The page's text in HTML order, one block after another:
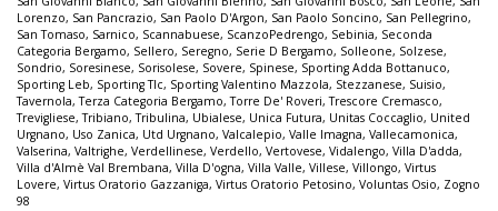
Lorenzo, San Pancrazio, San Paolo D'Argon, San Paolo Soncino, San Pellegrino,
San Tomaso, Sarnico, Scannabuese, ScanzoPedrengo, Sebinia, Seconda
Categoria Bergamo, Sellero, Seregno, Serie D Bergamo, Solleone, Solzese,
Sondrio, Soresinese, Sorisolese, Sovere, Spinese, Sporting Adda Bottanuco,
Sporting Leb, Sporting Tlc, Sporting Valentino Mazzola, Stezzanese, Suisio,
Tavernola,Terza Categoria Bergamo,Torre De' Roveri,Trescore Cremasco,
Trevigliese,Tribiano,Tribulina, Ubialese, Unica Futura, Unitas Coccaglio, United
Urgnano, Uso Zanica, Utd Urgnano, Valcalepio, Valle Imagna, Vallecamonica,
Valserina, Valtrighe, Verdellinese, Verdello, Vertovese, Vidalengo, Villa D'adda,
Villa d'Almè Val Brembana, Villa D'ogna, Villa Valle, Villese, Villongo, Virtus
Lovere, Virtus Oratorio Gazzaniga, Virtus Oratorio Petosino, Voluntas Osio, Zogno
98